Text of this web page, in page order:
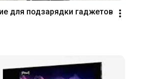
для подзарядки гаджетов